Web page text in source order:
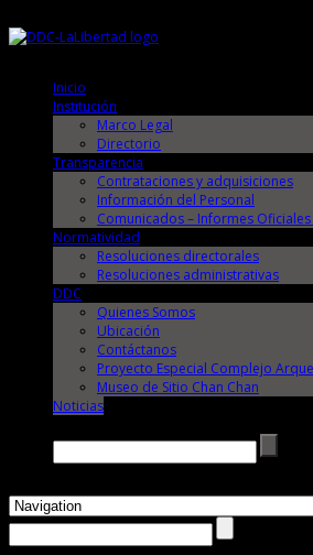
Inicio
Institución
Marco Legal
Directorio
Transparencia
Contrataciones y adquisiciones
Información del Personal
Comunicados – Informes
Normatividad
Resoluciones directorales
Resoluciones administrativas
DDC
Quienes Somos
Ubicación
Contáctanos
Proyecto Especial Complejo
Museo de Sitio Chan Chan
Noticias